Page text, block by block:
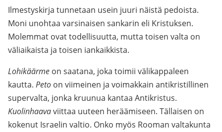
Ilmestyskirja tunnetaan usein juuri näistä pedoista.
Moni unohtaa varsinaisen sankarin eli Kristuksen.
Molemmat ovat todellisuutta, mutta toisen valta on
väliaikaista ja toisen iankaikkista.
Lohikäärme on saatana, joka toimii välikappaleen
kautta. Peto on viimeinen ja voimakkain antikristillinen
supervalta, jonka kruunua kantaa Antikristus.
Kuolinhaavaviittaa uuteen heräämiseen. Tällaisen on
kokenut Israelin valtio. Onko myös Rooman valtakunta